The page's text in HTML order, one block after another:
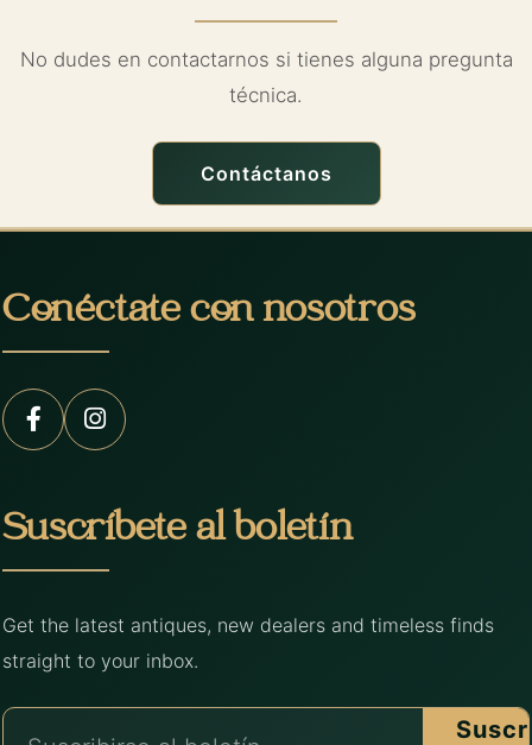
No dudes en contactarnos si tienes alguna pregunta
técnica.
Contáctanos
Conéctate con nosotros
Suscríbete al boletín
Get the latest antiques, new dealers and timeless finds
straight to your inbox.